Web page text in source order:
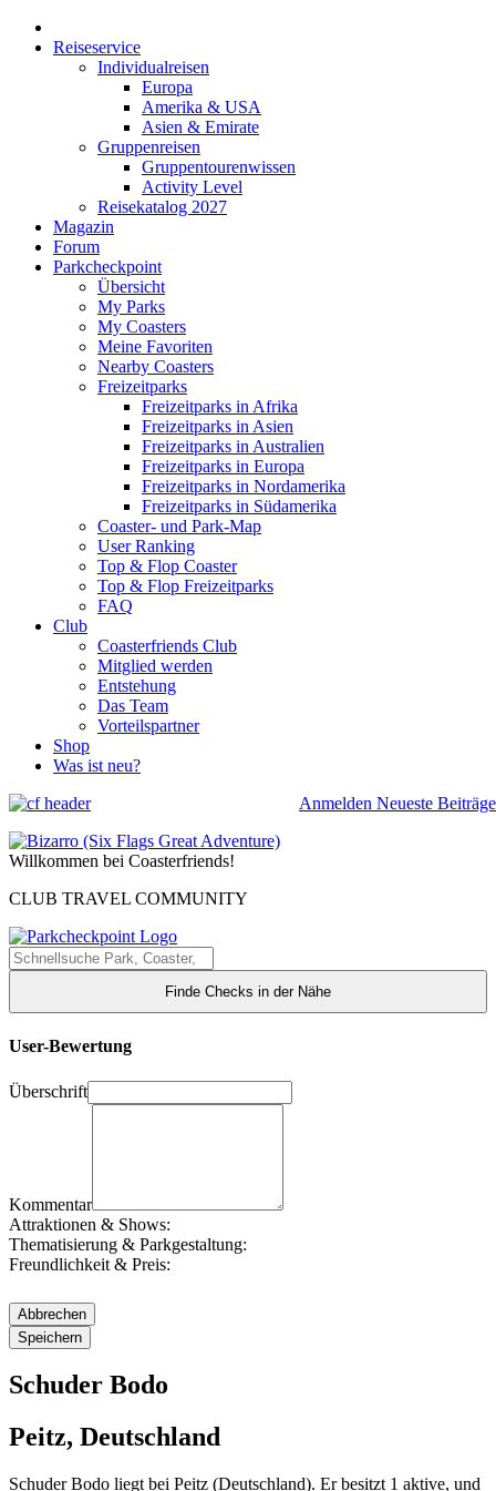
Reiseservice
Individualreisen
Europa
Amerika & USA
Asien & Emirate
Gruppenreisen
Gruppentourenwissen
Activity Level
Reisekatalog 2027
Magazin
Forum
Parkcheckpoint
Übersicht
My Parks
My Coasters
Meine Favoriten
Nearby Coasters
Freizeitparks
Freizeitparks in Afrika
Freizeitparks in Asien
Freizeitparks in Australien
Freizeitparks in Europa
Freizeitparks in Nordamerika
Freizeitparks in Südamerika
Coaster- und Park-Map
User Ranking
Top & Flop Coaster
Top & Flop Freizeitparks
FAQ
Club
Coasterfriends Club
Mitglied werden
Entstehung
Das Team
Vorteilspartner
Shop
Was ist neu?
Anmelden Neueste Beiträge
Willkommen bei Coasterfriends!
CLUB TRAVEL COMMUNITY
Finde Checks in der Nähe
User-Bewertung
Überschrift
Kommentar
Attraktionen & Shows:
Thematisierung & Parkgestaltung:
Freundlichkeit & Preis:
Schuder Bodo
Peitz, Deutschland
Schuder Bodo liegt bei Peitz (Deutschland). Er besitzt 1 aktive, und